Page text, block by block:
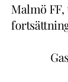
Malmö